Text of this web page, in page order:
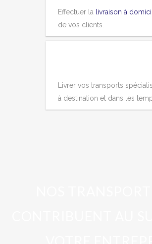
Effectuer la
livraison à
de vos clients.
Livrer vos transports
à destination et dans les